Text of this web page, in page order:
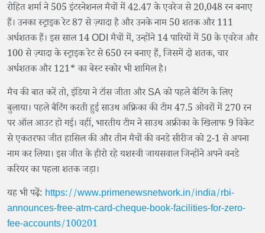
रोहित शर्मा ने 505 इंटरनेशनल मैचों में 42.47 के एवरेज से 20,048 रन बनाए
हैं। उनका स्ट्राइक रेट 87 से ज़्यादा है और उनके नाम 50 शतक और 111
अर्धशतक हैं। इस साल 14 ODI मैचों में, उन्होंने 14 पारियों में 50 के एवरेज और
100 से ज़्यादा के स्ट्राइक रेट से 650 रन बनाए हैं, जिसमें दो शतक, चार
अर्धशतक और 121* का बेस्ट स्कोर भी शामिल है।
मैच की बात करें तो, इंडिया ने टॉस जीता और SA को पहले बैटिंग के लिए
बुलाया। पहले बैटिंग करती हुई साउथ अफ्रिका की टीम 47.5 ओवरों में 270 रन
पर ऑल आउट हो गई। वहीं, भारतीय टीम ने साउथ अफ्रीका के खिलाफ 9 विकेट
से एकतरफा जीत हासिल की और तीन मैचों की वनडे सीरीज को 2-1 से अपना
नाम कर लिया। इस जीत के हीरो रहे यशस्वी जायसवाल जिन्होंने अपने वनडे
करियर का पहला शतक जड़ा।
यह भी पढ़ें: https://www.primenewsnetwork.in/india/rbi-
announces-free-atm-card-cheque-book-facilities-for-zero-
fee-accounts/100201